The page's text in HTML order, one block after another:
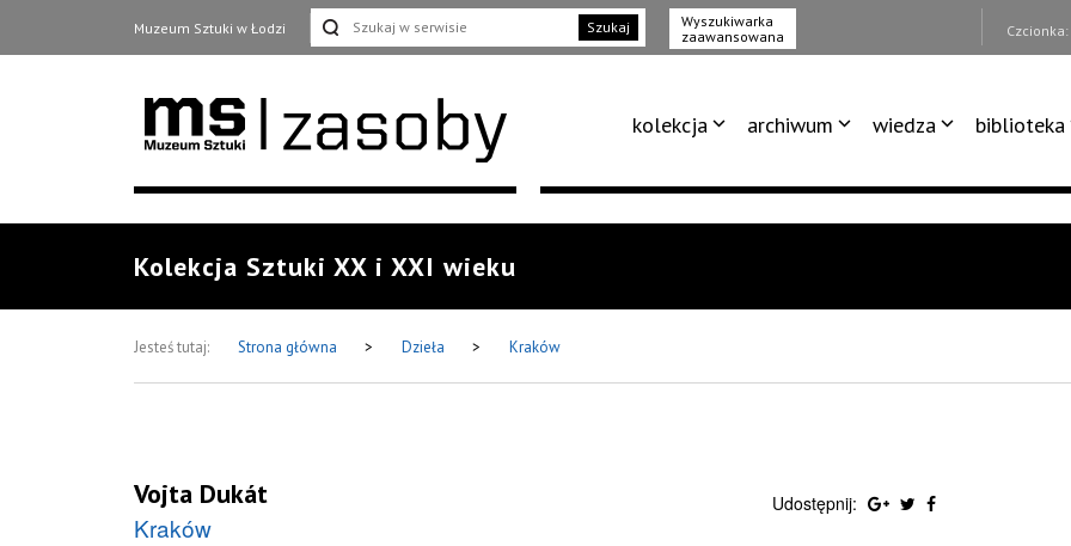
Muzeum Sztuki w Łodzi Szukaj
Wyszukiwarka
zaawansowana
Czcionka:
kolekcja archiwum wiedza biblioteka
Kolekcja Sztuki XX i XXI wieku
Jesteś tutaj: Strona główna > Dzieła > Kraków
Vojta Dukát
Kraków
Udostępnij: